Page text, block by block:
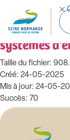
99_DC-
systèmes
Taille du fichier:
Créé: 24-05-2025
Mis à jour: 24-05-
Succès: 70